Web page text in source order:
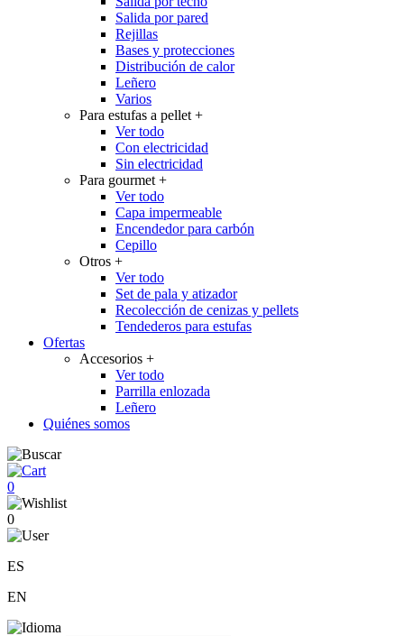
Salida por pared
Rejillas
Bases y protecciones
Distribución de calor
Leñero
Varios
Para estufas a pellet +
Ver todo
Con electricidad
Sin electricidad
Para gourmet +
Ver todo
Capa impermeable
Encendedor para carbón
Cepillo
Otros +
Ver todo
Set de pala y atizador
Recolección de cenizas y pellets
Tendederos para estufas
Ofertas
Accesorios +
Ver todo
Parrilla enlozada
Leñero
Quiénes somos
0
0
ES
EN